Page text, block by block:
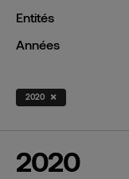
Entités
Années
2020 ×
2020